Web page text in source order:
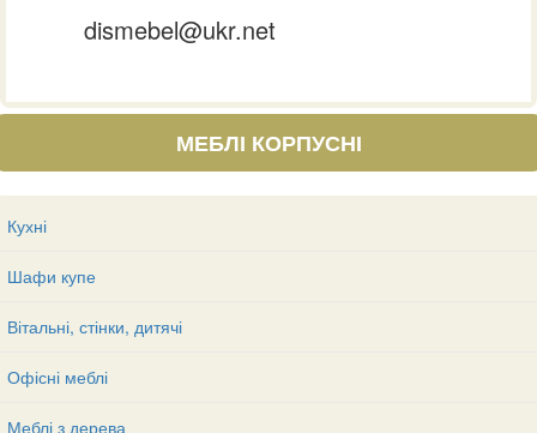
dismebel@ukr.net
МЕБЛІ КОРПУСНІ
Кухні
Шафи купе
Вітальні, стінки, дитячі
Офісні меблі
Меблі з дерева